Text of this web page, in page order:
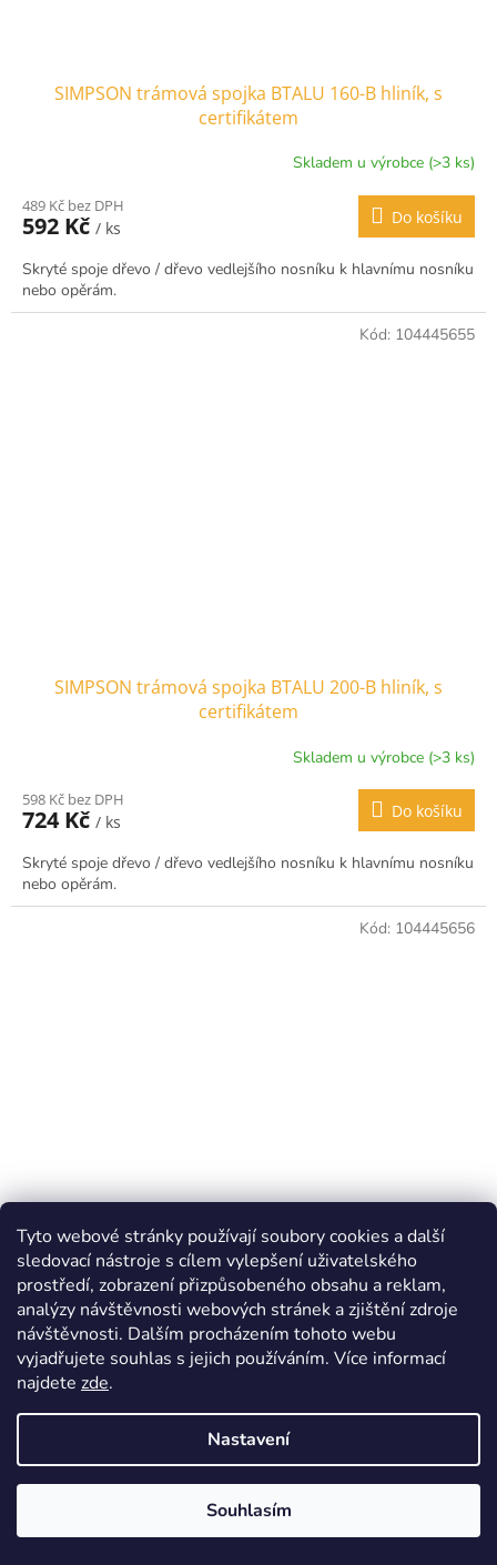
Tyto webové stránky používají soubory cookies a další
sledovací nástroje s cílem vylepšení uživatelského
prostředí, zobrazení přizpůsobeného obsahu a reklam,
analýzy návštěvnosti webových stránek a zjištění zdroje
návštěvnosti. Dalším procházením tohoto webu
vyjadřujete souhlas s jejich používáním. Více informací
najdete zde.
Nastavení
Souhlasím
SIMPSON trámová spojka BTALU 160-B hliník, s
certifikátem
Skladem u výrobce (>3 ks)
489 Kč bez DPH
592 Kč / ks
Do košíku
Skryté spoje dřevo / dřevo vedlejšího nosníku k hlavnímu nosníku
nebo opěrám.
SIMPSON trámová spojka BTALU 200-B hliník, s
certifikátem
Skladem u výrobce (>3 ks)
598 Kč bez DPH
724 Kč / ks
Do košíku
Skryté spoje dřevo / dřevo vedlejšího nosníku k hlavnímu nosníku
nebo opěrám.
Kód: 104445655
SIMPSON trámová spojka BTALU 240-B hliník, s
certifikátem
Termín dodání 4 - 6 týdnů
727 Kč bez DPH
880 Kč/ ks
nebo opěrám.
Kód: 104445656